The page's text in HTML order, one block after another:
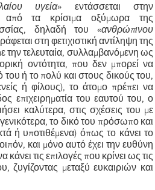
υγεία»
εντάσσεται στην
από τα κρίσιμα οξύμωρα της
δηλαδή του «ανθρώπινου
στη φετιχιστική αντίληψη της
την τελευταία, συλλαμβανόμενη ως
οντότητα, που δεν μπορεί να
του ή το πολύ και στους δικούς του,
ή φίλους), το άτομο πρέπει να
επιχειρηματία του εαυτού του, ο
καλύτερα, στις σχέσεις του με
το δικό του πρόσωπο και
ή υποτιθέμενα) όπως το κάνει το
και μόνο αυτό έχει την ευθύνη
κάνει τις επιλογές που κρίνει ως τις
ζυγίζοντας μεταξύ ευκαιριών και